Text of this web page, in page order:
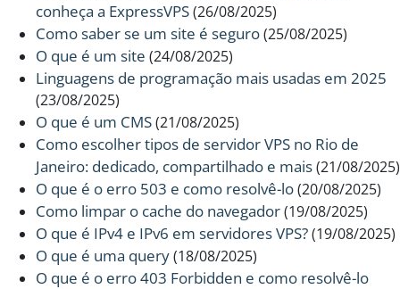
conheça a ExpressVPS(26/08/2025)
Como saber se um site é seguro(25/08/2025)
O que é um site (24/08/2025)
Linguagens de programação mais usadas em 2025
(23/08/2025)
O que é um CMS(21/08/2025)
Como escolher tipos de servidor VPS no Rio de
Janeiro: dedicado, compartilhado e mais(21/08/2025)
O que é o erro 503 e como resolvê-lo(20/08/2025)
Como limpar o cache do navegador(19/08/2025)
O que é IPv4 e IPv6 em servidores VPS?(19/08/2025)
O que é uma query(18/08/2025)
O que é o erro 403 Forbidden e como resolvê-lo